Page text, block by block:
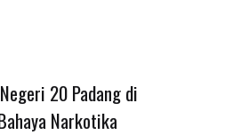
20 Padang di
Narkotika